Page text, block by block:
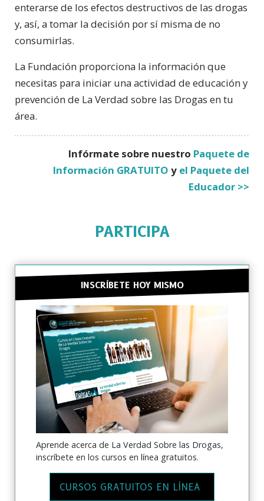
enterarse de los efectos destructivos de las drogas
y, así, a tomar la decisión por sí misma de no
consumirlas.
La Fundación proporciona la información que
necesitas para iniciar una actividad de educación y
prevención de La Verdad sobre las Drogas en tu
área.
Infórmate sobre nuestro Paquete de
Información GRATUITO y el Paquete del
Educador >>
PARTICIPA
INSCRÍBETE HOY MISMO
Aprende acerca de La Verdad Sobre las Drogas,
inscríbete en los cursos en línea gratuitos.
CURSOS GRATUITOS EN LÍNEA